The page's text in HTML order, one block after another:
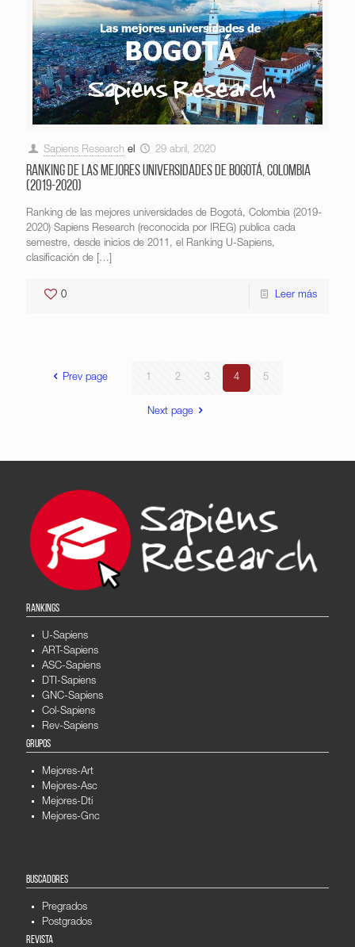
Sapiens Research el 29 abril, 2020
Ranking de las mejores universidades de Bogotá, Colombia
(2019-2020)
Ranking de las mejores universidades de Bogotá, Colombia (2019-
2020) Sapiens Research (reconocida por IREG) publica cada
semestre, desde inicios de 2011, el Ranking U-Sapiens,
clasificación de […]
0 Leer más
Prev page 1 2 3 4 5
Next page
RANKINGS
U-Sapiens
ART-Sapiens
ASC-Sapiens
DTI-Sapiens
GNC-Sapiens
Col-Sapiens
Rev-Sapiens
GRUPOS
Mejores-Art
Mejores-Asc
Mejores-Dti
Mejores-Gnc
BUSCADORES
Pregrados
Postgrados
REVISTA